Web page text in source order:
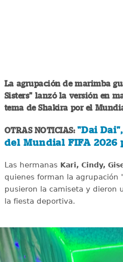
La agrupación de marimba
Sisters" lanzó la versión en
tema de Shakira por el
OTRAS NOTICIAS: "Dai
del Mundial FIFA 2026
Las hermanas Kari, Cindy,
quienes forman la agrupación
pusieron la camiseta y dieron
la fiesta deportiva.